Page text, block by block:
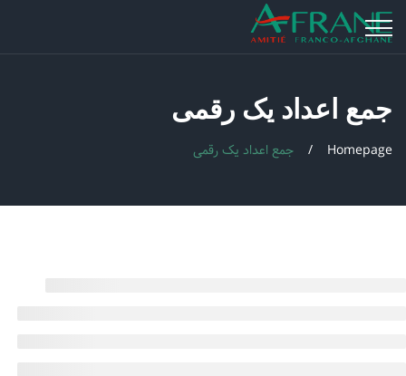
جمع اعداد یک رقمی
Homepage جمع اعداد یک رقمی